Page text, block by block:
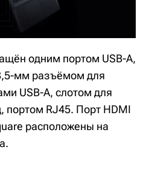
одним портом USB-A,
мм разъёмом для
USB-A, слотом для
портом RJ45. Порт HDMI
расположены на